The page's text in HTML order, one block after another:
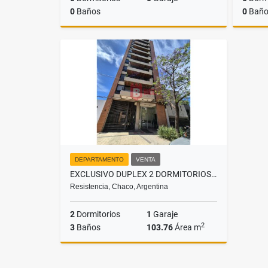
0 Baños
US$14,153
0
DEPARTAMENTO VENTA
EXCLUSIVO DUPLEX 2 DORMITORIOS CON COCHERA, EDIFICIO VESALIUS
Resistencia, Chaco, Argentina
2 Dormitorios 1 Garaje
3 Baños 103.76Área m2